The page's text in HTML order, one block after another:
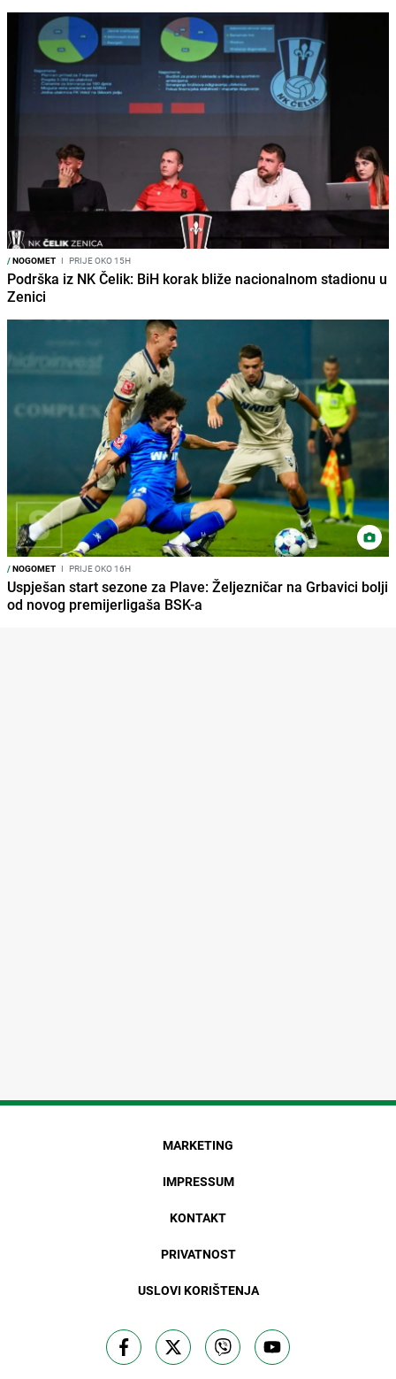
/NOGOMET I PRIJE OKO 15H
Podrška iz NK Čelik: BiH korak bliže nacionalnom stadionu u
Zenici
/NOGOMET I PRIJE OKO 16H
Uspješan start sezone za Plave: Željezničar na Grbavici bolji
od novog premijerligaša BSK-a
MARKETING
IMPRESSUM
KONTAKT
PRIVATNOST
USLOVI KORIŠTENJA